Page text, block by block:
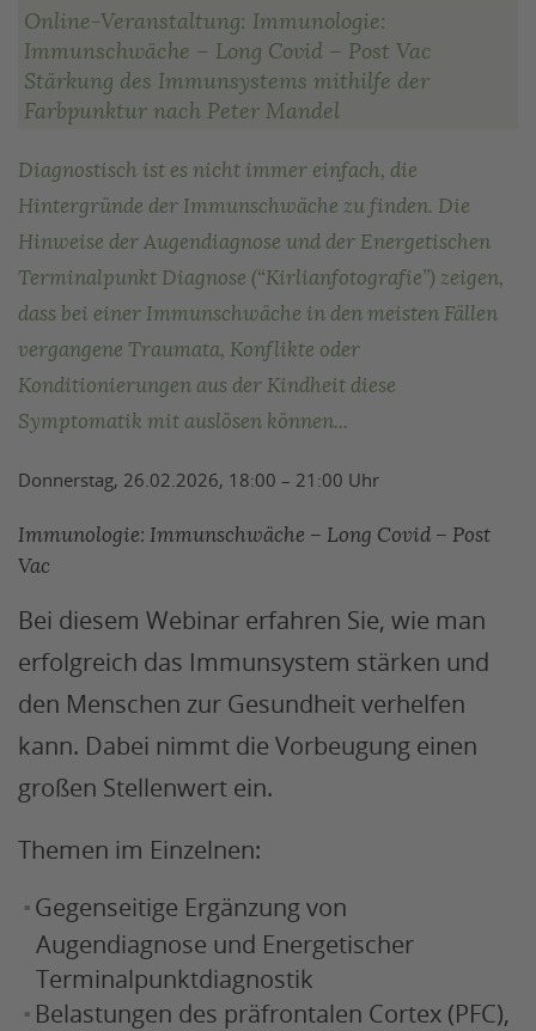
Online-Veranstaltung: Immunologie:
Immunschwäche – Long Covid – Post Vac
Stärkung des Immunsystems mithilfe der
Farbpunktur nach Peter Mandel
Diagnostisch ist es nicht immer einfach, die
Hintergründe der Immunschwäche zu finden. Die
Hinweise der Augendiagnose und der Energetischen
Terminalpunkt Diagnose (“Kirlianfotografie”) zeigen,
dass bei einer Immunschwäche in den meisten Fällen
vergangene Traumata, Konflikte oder
Konditionierungen aus der Kindheit diese
Symptomatik mit auslösen können...
Donnerstag, 26.02.2026, 18:00 – 21:00 Uhr
Immunologie: Immunschwäche – Long Covid – Post
Vac
Bei diesem Webinar erfahren Sie, wie man
erfolgreich das Immunsystem stärken und
den Menschen zur Gesundheit verhelfen
kann. Dabei nimmt die Vorbeugung einen
großen Stellenwert ein.
Themen im Einzelnen:
Gegenseitige Ergänzung von
Augendiagnose und Energetischer
Terminalpunktdiagnostik
Belastungen des präfrontalen Cortex (PFC),